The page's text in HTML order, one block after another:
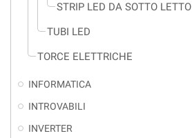
STRIP LED DA SOTTO LETTO
TUBI LED
TORCE ELETTRICHE
INFORMATICA
INTROVABILI
INVERTER